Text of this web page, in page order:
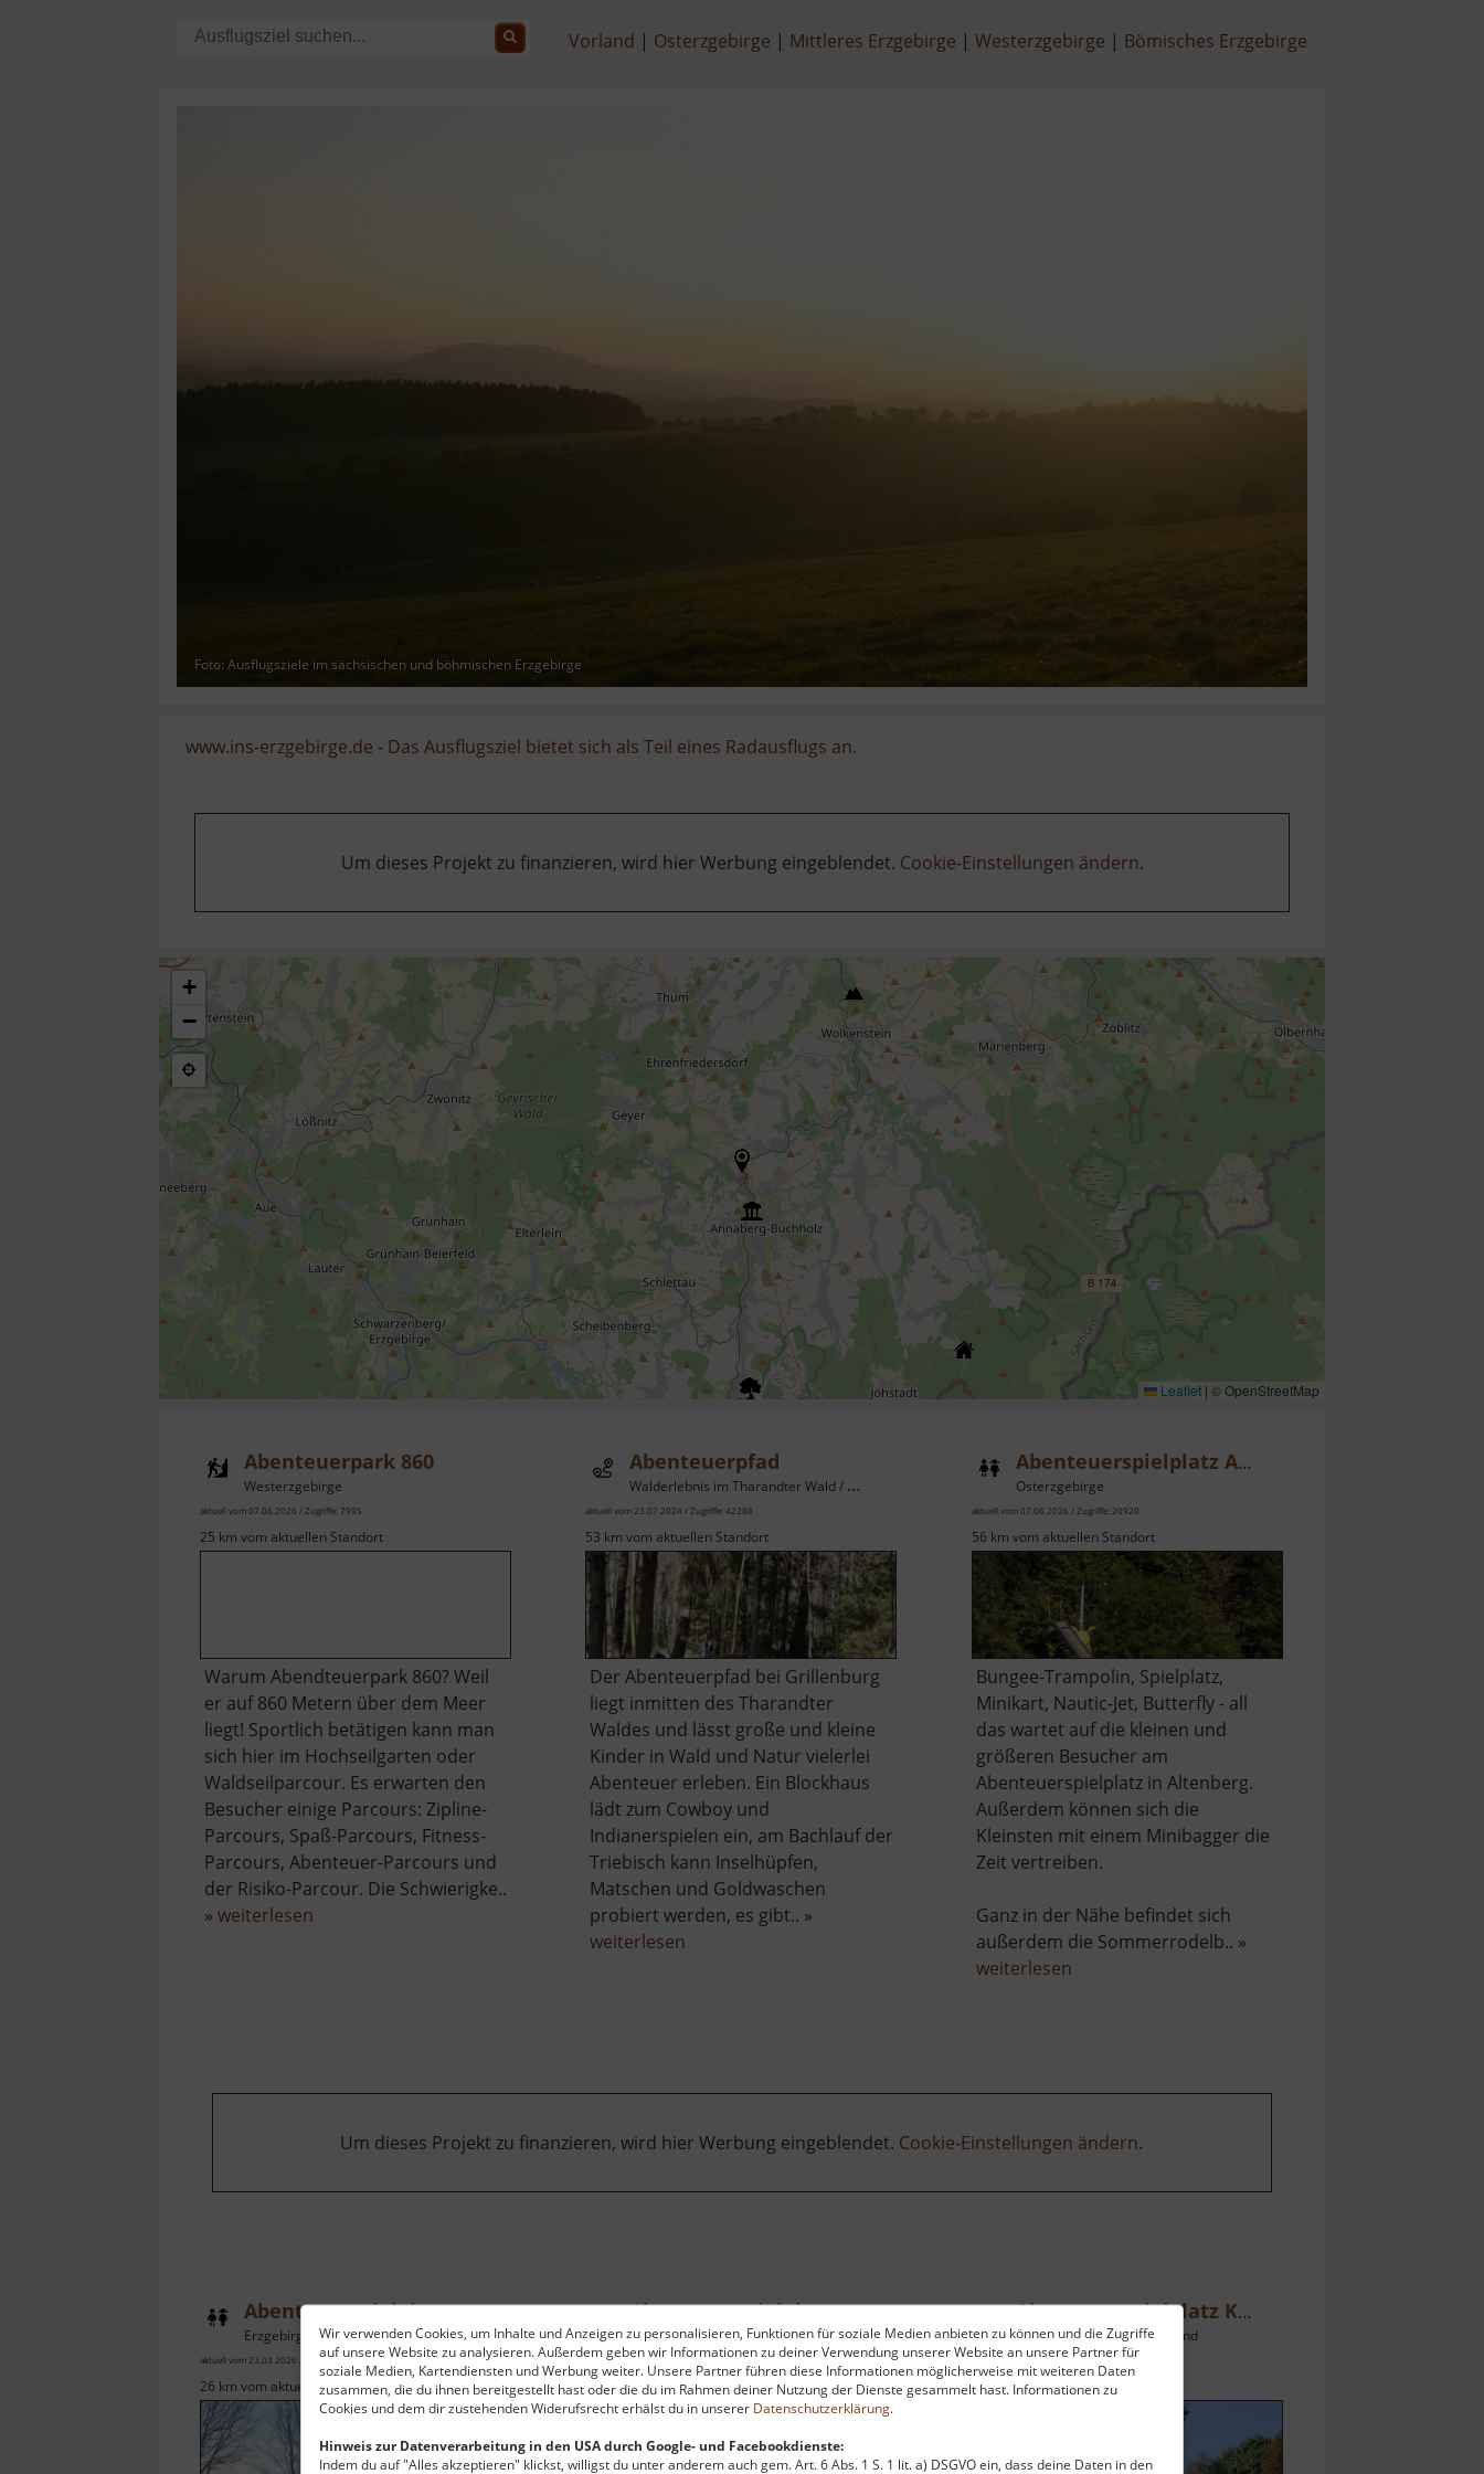
Wir verwenden Cookies, um Inhalte und Anzeigen zu personalisieren, Funktionen für soziale Medien anbieten zu können und die Zugriffe
auf unsere Website zu analysieren. Außerdem geben wir Informationen zu deiner Verwendung unserer Website an unsere Partner für
soziale Medien, Kartendiensten und Werbung weiter. Unsere Partner führen diese Informationen möglicherweise mit weiteren Daten
zusammen, die du ihnen bereitgestellt hast oder die du im Rahmen deiner Nutzung der Dienste gesammelt hast. Informationen zu
Cookies und dem dir zustehenden Widerufsrecht erhälst du in unserer Datenschutzerklärung.
Hinweis zur Datenverarbeitung in den USA durch Google- und Facebookdienste:
Indem du auf "Alles akzeptieren" klickst, willigst du unter anderem auch gem. Art. 6 Abs. 1 S. 1 lit. a) DSGVO ein, dass deine Daten in den
Vorland Osterzgebirge Mittleres Erzgebirge Westerzgebirge Bömisches Erzgebirge
Foto: Ausflugsziele im sächsischen und böhmischen Erzgebirge
www.ins-erzgebirge.de - Das Ausflugsziel bietet sich als Teil eines Radausflugs an.
Um dieses Projekt zu finanzieren, wird hier Werbung eingeblendet. Cookie-Einstellungen ändern.
+
−
Leaflet | © OpenStreetMap
Abenteuerpark 860
Westerzgebirge
aktuell vom 07.06.2026 / Zugriffe: 7995
25 km vom aktuellen Standort
Warum Abendteuerpark 860? Weil
er auf 860 Metern über dem Meer
liegt! Sportlich betätigen kann man
sich hier im Hochseilgarten oder
Waldseilparcour. Es erwarten den
Besucher einige Parcours: Zipline-
Parcours, Spaß-Parcours, Fitness-
Parcours, Abenteuer-Parcours und
der Risiko-Parcour. Die Schwierigke..
» weiterlesen
Abenteuerpfad
Walderlebnis im Tharandter Wald / Osterzgebirge
aktuell vom 23.07.2024 / Zugriffe: 42288
53 km vom aktuellen Standort
Der Abenteuerpfad bei Grillenburg
liegt inmitten des Tharandter
Waldes und lässt große und kleine
Kinder in Wald und Natur vielerlei
Abenteuer erleben. Ein Blockhaus
lädt zum Cowboy und
Indianerspielen ein, am Bachlauf der
Triebisch kann Inselhüpfen,
Matschen und Goldwaschen
probiert werden, es gibt.. »
weiterlesen
Abenteuerspielplatz Altenberg
Osterzgebirge
aktuell vom 07.06.2026 / Zugriffe: 20920
56 km vom aktuellen Standort
Bungee-Trampolin, Spielplatz,
Minikart, Nautic-Jet, Butterfly - all
das wartet auf die kleinen und
größeren Besucher am
Abenteuerspielplatz in Altenberg.
Außerdem können sich die
Kleinsten mit einem Minibagger die
Zeit vertreiben.
Ganz in der Nähe befindet sich
außerdem die Sommerrodelb.. »
weiterlesenüber
Um dieses Projekt zu finanzieren, wird hier Werbung eingeblendet. Cookie-Einstellungen ändern.
Abenteuerspielplatz am Johannisplatz
Erzgebirgsvorland
aktuell vom 23.03.2026 / Zugriffe: 7033
26 km vom aktuellen Standort
Abenteuerspielplatz am Rochlitzer Berg
Sachsen
aktuell vom 11.04.2026 / Zugriffe: 4010
49 km vom aktuellen Standort
Abenteuerspielplatz Küchwald
Chemnitz / Erzgebirgsvorland
aktuell vom 23.07.2024 / Zugriffe: 5412
27 km vom aktuellen Standort